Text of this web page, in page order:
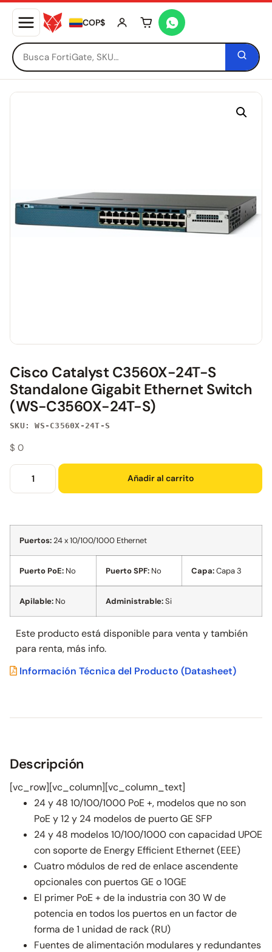
COP$ Tu carrito está vacío
Cisco Catalyst C3560X-24T-S
Standalone Gigabit Ethernet Switch
(WS-C3560X-24T-S)
SKU: WS-C3560X-24T-S
$ 0
Añadir al carrito
Puertos:24 x 10/100/1000 Ethernet
Puerto PoE: No Puerto SPF: No Capa:Capa 3
Apilable: No Administrable:Si
Este producto está disponible para venta y también
para renta, más info.
Información Técnica del Producto (Datasheet)
Descripción
[vc_row][vc_column][vc_column_text]
24 y 48 10/100/1000 PoE +, modelos que no son
PoE y 12 y 24 modelos de puerto GE SFP
24 y 48 modelos 10/100/1000 con capacidad UPOE
con soporte de Energy Efficient Ethernet (EEE)
Cuatro módulos de red de enlace ascendente
opcionales con puertos GE o 10GE
El primer PoE + de la industria con 30 W de
potencia en todos los puertos en un factor de
forma de 1 unidad de rack (RU)
Fuentes de alimentación modulares y redundantes